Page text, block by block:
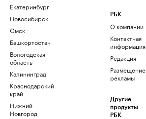
Екатеринбург
Новосибирск
Омск
Башкортостан
Вологодская
область
Калининград
Краснодарский
край
Нижний
Новгород
РБК
О компании
Контактная
информация
Редакция
Размещение
рекламы
Другие
продукты
РБК